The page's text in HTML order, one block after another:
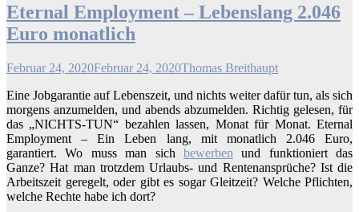
Eternal Employment – Lebenslang 2.046
Euro monatlich
Februar 24, 2020Februar 24, 2020Thomas Breithaupt
Eine Jobgarantie auf Lebenszeit, und nichts weiter dafür tun, als sich
morgens anzumelden, und abends abzumelden. Richtig gelesen, für
das „NICHTS-TUN“ bezahlen lassen, Monat für Monat. Eternal
Employment – Ein Leben lang, mit monatlich 2.046 Euro,
garantiert. Wo muss man sich bewerben und funktioniert das
Ganze? Hat man trotzdem Urlaubs- und Rentenansprüche? Ist die
Arbeitszeit geregelt, oder gibt es sogar Gleitzeit? Welche Pflichten,
welche Rechte habe ich dort?